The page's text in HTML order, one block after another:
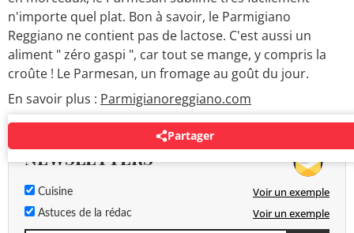
n'importe quel plat. Bon à savoir, le Parmigiano
Reggiano ne contient pas de lactose. C'est aussi un
aliment " zéro gaspi ", car tout se mange, y compris la
croûte ! Le Parmesan, un fromage au goût du jour.
En savoir plus : Parmigianoreggiano.com
Partager
NEWSLETTERS
Cuisine Voir un exemple
Astuces de la rédac Voir un exemple